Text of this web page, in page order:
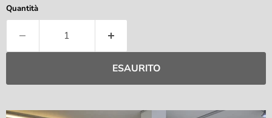
Quantità
ESAURITO